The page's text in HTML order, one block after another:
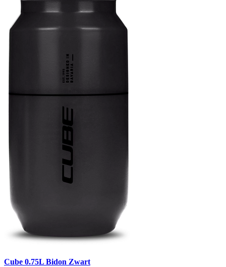
Cube 0.75L Bidon Zwart